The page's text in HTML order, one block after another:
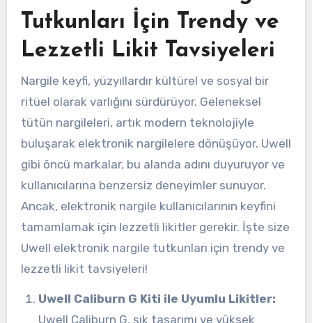
Tutkunları İçin Trendy ve
Lezzetli Likit Tavsiyeleri
Nargile keyfi, yüzyıllardır kültürel ve sosyal bir
ritüel olarak varlığını sürdürüyor. Geleneksel
tütün nargileleri, artık modern teknolojiyle
buluşarak elektronik nargilelere dönüşüyor. Uwell
gibi öncü markalar, bu alanda adını duyuruyor ve
kullanıcılarına benzersiz deneyimler sunuyor.
Ancak, elektronik nargile kullanıcılarının keyfini
tamamlamak için lezzetli likitler gerekir. İşte size
Uwell elektronik nargile tutkunları için trendy ve
lezzetli likit tavsiyeleri!
Uwell Caliburn G Kiti ile Uyumlu Likitler:
Uwell Caliburn G, şık tasarımı ve yüksek